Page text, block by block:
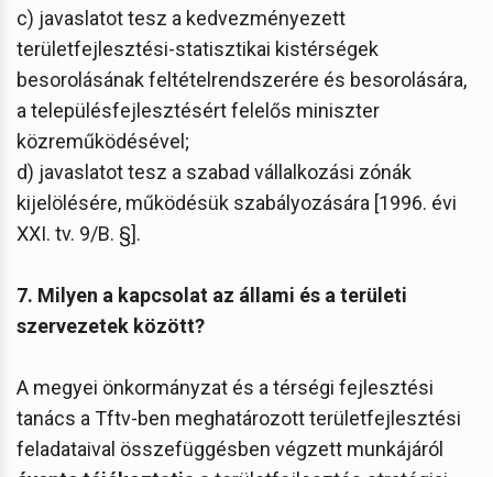
c) javaslatot tesz a kedvezményezett
területfejlesztési-statisztikai kistérségek
besorolásának feltételrendszerére és besorolására,
a településfejlesztésért felelős miniszter
közreműködésével;
d) javaslatot tesz a szabad vállalkozási zónák
kijelölésére, működésük szabályozására [1996. évi
XXI. tv. 9/B. §].
7. Milyen a kapcsolat az állami és a területi
szervezetek között?
A megyei önkormányzat és a térségi fejlesztési
tanács a Tftv-ben meghatározott területfejlesztési
feladataival összefüggésben végzett munkájáról